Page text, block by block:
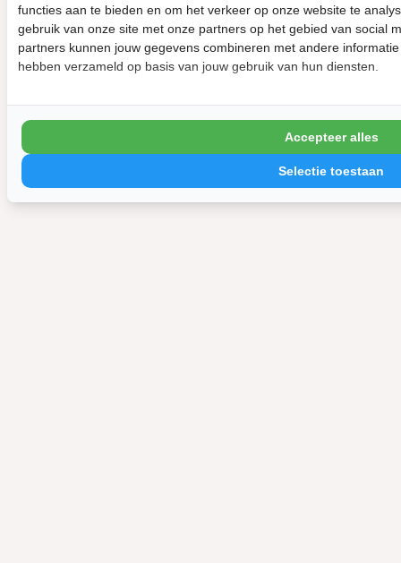
functies aan te bieden en om het verkeer op onze website te
gebruik van onze site met onze partners op het gebied van social
partners kunnen jouw gegevens combineren met andere
hebben verzameld op basis van jouw gebruik van hun diensten.
Selectie toestaan
Accepteer alles